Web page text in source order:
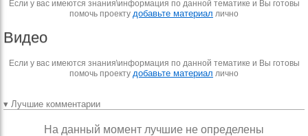
Если у вас имеются знания\информация по данной тематике и Вы готовы
помочь проекту добавьте материал лично
Видео
Если у вас имеются знания\информация по данной тематике и Вы готовы
помочь проекту добавьте материал лично
▾ Лучшие комментарии
На данный момент лучшие не определены